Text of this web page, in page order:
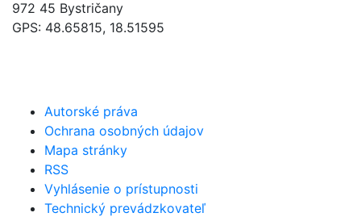
972 45 Bystričany
GPS: 48.65815, 18.51595
Autorské práva
Ochrana osobných údajov
Mapa stránky
RSS
Vyhlásenie o prístupnosti
Technický prevádzkovateľ